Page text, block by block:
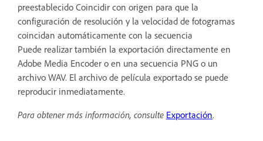
preestablecido Coincidir con origen para que la
configuración de resolución y la velocidad de fotogramas
coincidan automáticamente con la secuencia
Puede realizar también la exportación directamente en
Adobe Media Encoder o en una secuencia PNG o un
archivo WAV. El archivo de película exportado se puede
reproducir inmediatamente.
Para obtener más información, consulte Exportación.